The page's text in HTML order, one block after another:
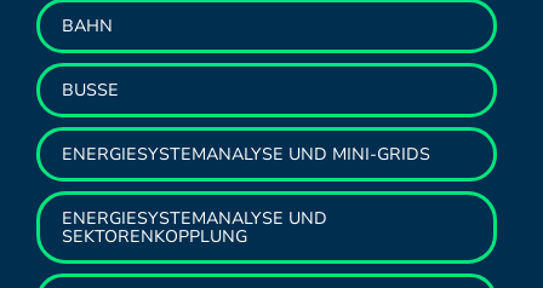
BAHN
BUSSE
ENERGIESYSTEMANALYSE UND MINI-GRIDS
ENERGIESYSTEMANALYSE UND
SEKTORENKOPPLUNG